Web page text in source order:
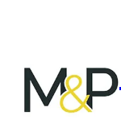
contenuto